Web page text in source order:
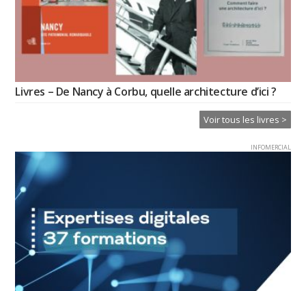
Livres – De Nancy à Corbu, quelle architecture d’ici ?
Voir tous les livres >
INFOMERCIAL